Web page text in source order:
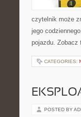
czytelnik może
jego
pojazdu.
CATEGORIES:
POSTED BY